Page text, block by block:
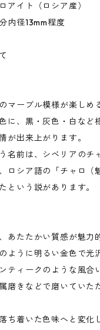
アイト（ロシア産）
内径13mm程度
マーブル模様が楽しめ
に、黒・灰色・白など
が出来上がります。
名前は、シベリアのチ
ロシア語の「チャロ（
という説があります。
あたたかい質感が魅力
ように明るい金色で光
ティークのような風合
磨きなどで磨いていた
ち着いた色味へと変化